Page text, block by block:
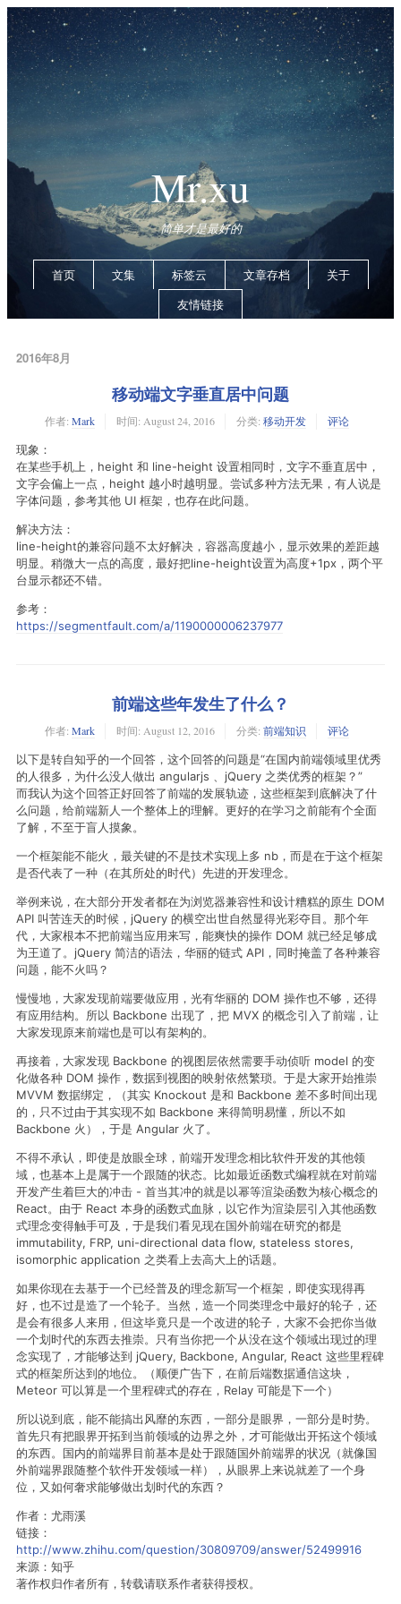
Mr.xu
简单才是最好的
首页 文集 标签云 文章存档
关于
友情链接
2016年8月
移动端文字垂直居中问题
作者: Mark 时间: August 24, 2016 分类: 移动开发
评论
现象：
在某些手机上，height 和 line-height 设置相同时，文字不垂直居中，
文字会偏上一点，height 越小时越明显。尝试多种方法无果，有人说是
字体问题，参考其他 UI 框架，也存在此问题。
解决方法：
line-height的兼容问题不太好解决，容器高度越小，显示效果的差距越
明显。稍微大一点的高度，最好把line-height设置为高度+1px，两个平
台显示都还不错。
参考：
https://segmentfault.com/a/1190000006237977
前端这些年发生了什么？
作者: Mark 时间: August 12, 2016 分类: 前端知识
评论
以下是转自知乎的一个回答，这个回答的问题是“在国内前端领域里优秀
的人很多，为什么没人做出 angularjs 、jQuery 之类优秀的框架？”
而我认为这个回答正好回答了前端的发展轨迹，这些框架到底解决了什
么问题，给前端新人一个整体上的理解。更好的在学习之前能有个全面
了解，不至于盲人摸象。
一个框架能不能火，最关键的不是技术实现上多 nb，而是在于这个框架
是否代表了一种（在其所处的时代）先进的开发理念。
举例来说，在大部分开发者都在为浏览器兼容性和设计糟糕的原生 DOM
API 叫苦连天的时候，jQuery 的横空出世自然显得光彩夺目。那个年
代，大家根本不把前端当应用来写，能爽快的操作 DOM 就已经足够成
为王道了。jQuery 简洁的语法，华丽的链式 API，同时掩盖了各种兼容
问题，能不火吗？
慢慢地，大家发现前端要做应用，光有华丽的 DOM 操作也不够，还得
有应用结构。所以 Backbone 出现了，把 MVX 的概念引入了前端，让
大家发现原来前端也是可以有架构的。
再接着，大家发现 Backbone 的视图层依然需要手动侦听 model 的变
化做各种 DOM 操作，数据到视图的映射依然繁琐。于是大家开始推崇
MVVM 数据绑定，（其实 Knockout 是和 Backbone 差不多时间出现
的，只不过由于其实现不如 Backbone 来得简明易懂，所以不如
Backbone 火），于是 Angular 火了。
不得不承认，即使是放眼全球，前端开发理念相比软件开发的其他领
域，也基本上是属于一个跟随的状态。比如最近函数式编程就在对前端
开发产生着巨大的冲击 - 首当其冲的就是以幂等渲染函数为核心概念的
React。由于 React 本身的函数式血脉，以它作为渲染层引入其他函数
式理念变得触手可及，于是我们看见现在国外前端在研究的都是
immutability, FRP, uni-directional data flow, stateless stores,
isomorphic application 之类看上去高大上的话题。
如果你现在去基于一个已经普及的理念新写一个框架，即使实现得再
好，也不过是造了一个轮子。当然，造一个同类理念中最好的轮子，还
是会有很多人来用，但这毕竟只是一个改进的轮子，大家不会把你当做
一个划时代的东西去推崇。只有当你把一个从没在这个领域出现过的理
念实现了，才能够达到 jQuery, Backbone, Angular, React 这些里程碑
式的框架所达到的地位。（顺便广告下，在前后端数据通信这块，
Meteor 可以算是一个里程碑式的存在，Relay 可能是下一个）
所以说到底，能不能搞出风靡的东西，一部分是眼界，一部分是时势。
首先只有把眼界开拓到当前领域的边界之外，才可能做出开拓这个领域
的东西。国内的前端界目前基本是处于跟随国外前端界的状况（就像国
外前端界跟随整个软件开发领域一样），从眼界上来说就差了一个身
位，又如何奢求能够做出划时代的东西？
作者：尤雨溪
链接：
http://www.zhihu.com/question/30809709/answer/52499916
来源：知乎
著作权归作者所有，转载请联系作者获得授权。